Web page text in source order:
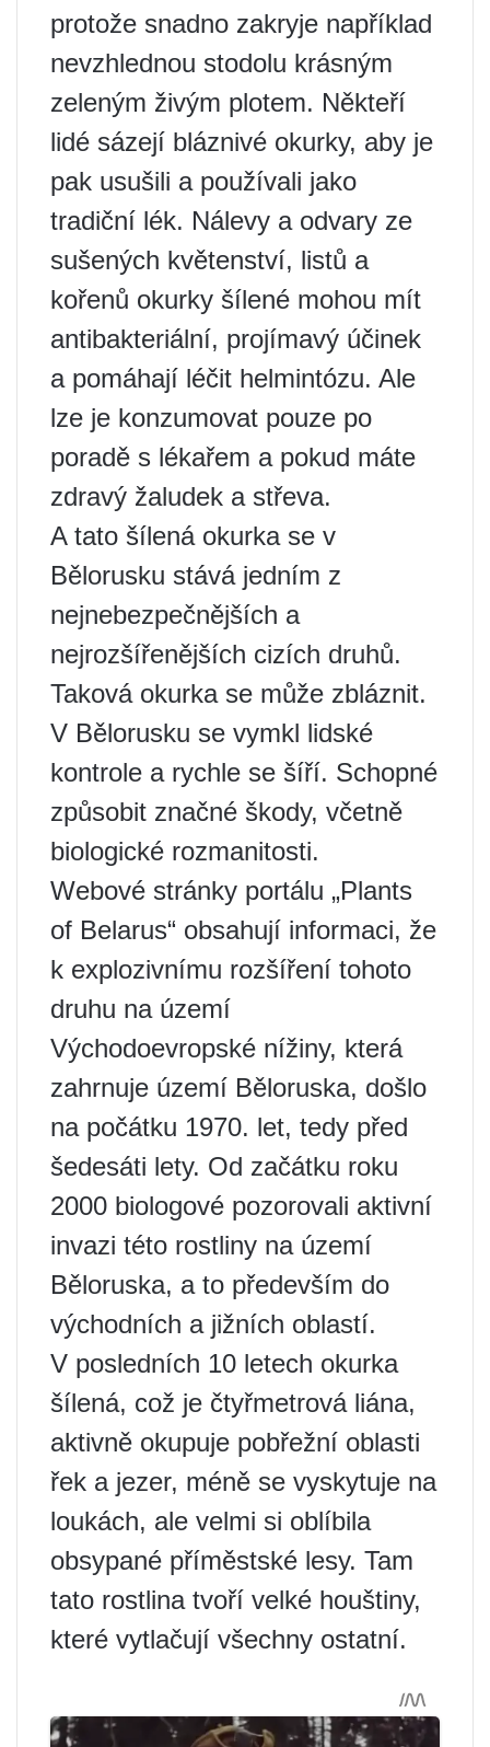
protože snadno zakryje například
nevzhlednou stodolu krásným
zeleným živým plotem. Někteří
lidé sázejí bláznivé okurky, aby je
pak usušili a používali jako
tradiční lék. Nálevy a odvary ze
sušených květenství, listů a
kořenů okurky šílené mohou mít
antibakteriální, projímavý účinek
a pomáhají léčit helmintózu. Ale
lze je konzumovat pouze po
poradě s lékařem a pokud máte
zdravý žaludek a střeva.
A tato šílená okurka se v
Bělorusku stává jedním z
nejnebezpečnějších a
nejrozšířenějších cizích druhů.
Taková okurka se může zbláznit.
V Bělorusku se vymkl lidské
kontrole a rychle se šíří. Schopné
způsobit značné škody, včetně
biologické rozmanitosti.
Webové stránky portálu „Plants
of Belarus“ obsahují informaci, že
k explozivnímu rozšíření tohoto
druhu na území
Východoevropské nížiny, která
zahrnuje území Běloruska, došlo
na počátku 1970. let, tedy před
šedesáti lety. Od začátku roku
2000 biologové pozorovali aktivní
invazi této rostliny na území
Běloruska, a to především do
východních a jižních oblastí.
V posledních 10 letech okurka
šílená, což je čtyřmetrová liána,
aktivně okupuje pobřežní oblasti
řek a jezer, méně se vyskytuje na
loukách, ale velmi si oblíbila
obsypané příměstské lesy. Tam
tato rostlina tvoří velké houštiny,
které vytlačují všechny ostatní.